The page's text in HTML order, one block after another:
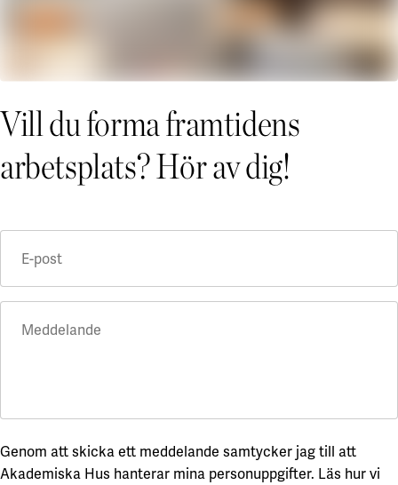
Vill du forma framtidens
arbetsplats? Hör av dig!
E-post
Meddelande
Genom att skicka ett meddelande samtycker jag till att
Akademiska Hus hanterar mina personuppgifter. Läs hur vi